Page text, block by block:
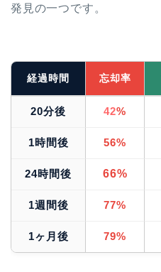
発見の一つです。
経過時間 忘却率
20分後 42%
1時間後 56%
24時間後 66%
1週間後 77%
1ヶ月後 79%